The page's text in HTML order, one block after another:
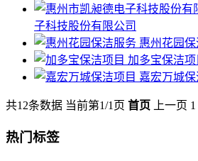
子科技股份有限公司
惠州花园
加多宝保洁项
嘉宏万城保
共12条数据 当前第1/1页 首页 上一页 1
热门标签